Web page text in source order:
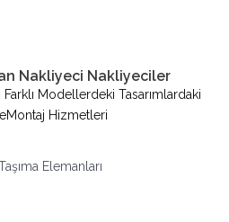
Nakliyeci Nakliyeciler
Modellerdeki Tasarımlardaki
Hizmetleri